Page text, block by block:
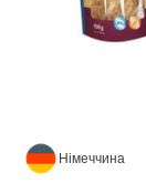
Німеччина